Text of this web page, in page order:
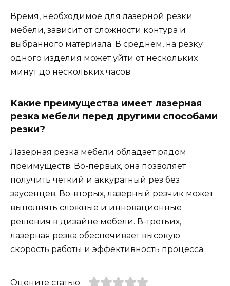
Время, необходимое для лазерной резки
мебели, зависит от сложности контура и
выбранного материала. В среднем, на резку
одного изделия может уйти от нескольких
минут до нескольких часов.
Какие преимущества имеет лазерная
резка мебели перед другими способами
резки?
Лазерная резка мебели обладает рядом
преимуществ. Во-первых, она позволяет
получить четкий и аккуратный рез без
заусенцев. Во-вторых, лазерный резчик может
выполнять сложные и инновационные
решения в дизайне мебели. В-третьих,
лазерная резка обеспечивает высокую
скорость работы и эффективность процесса.
Оцените статью